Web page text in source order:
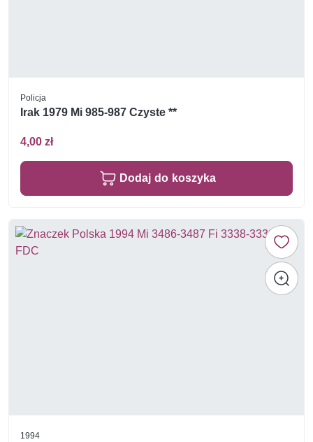
Policja
Irak 1979 Mi 985-987 Czyste **
4,00 zł
Dodaj do koszyka
1994